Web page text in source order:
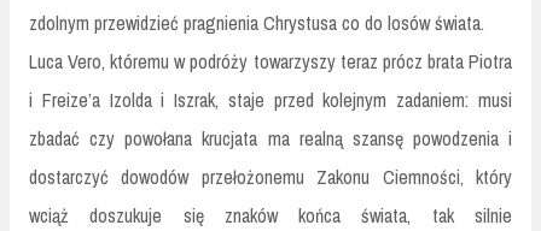
zdolnym przewidzieć pragnienia Chrystusa co do losów świata.
Luca Vero, któremu w podróży towarzyszy teraz prócz brata Piotra
i Freize’a Izolda i Iszrak, staje przed kolejnym zadaniem: musi
zbadać czy powołana krucjata ma realną szansę powodzenia i
dostarczyć dowodów przełożonemu Zakonu Ciemności, który
wciąż doszukuje się znaków końca świata, tak silnie